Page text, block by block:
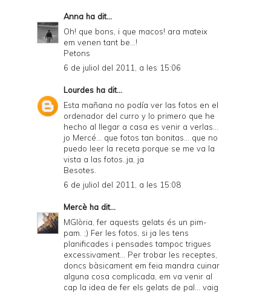
Anna ha dit...
Oh! que bons, i que macos! ara mateix
em venen tant be...!
Petons
6 de juliol del 2011, a les 15:06
Lourdes ha dit...
Esta mañana no podía ver las fotos en el
ordenador del curro y lo primero que he
hecho al llegar a casa es venir a verlas...
jo Mercé... que fotos tan bonitas... que no
puedo leer la receta porque se me va la
vista a las fotos..ja, ja
Besotes.
6 de juliol del 2011, a les 15:08
Mercè ha dit...
MGlòria, fer aquests gelats és un pim-
pam. ;) Fer les fotos, si ja les tens
planificades i pensades tampoc trigues
excessivament... Per trobar les receptes,
doncs bàsicament em feia mandra cuinar
alguna cosa complicada, em va venir al
cap la idea de fer els gelats de pal... vaig